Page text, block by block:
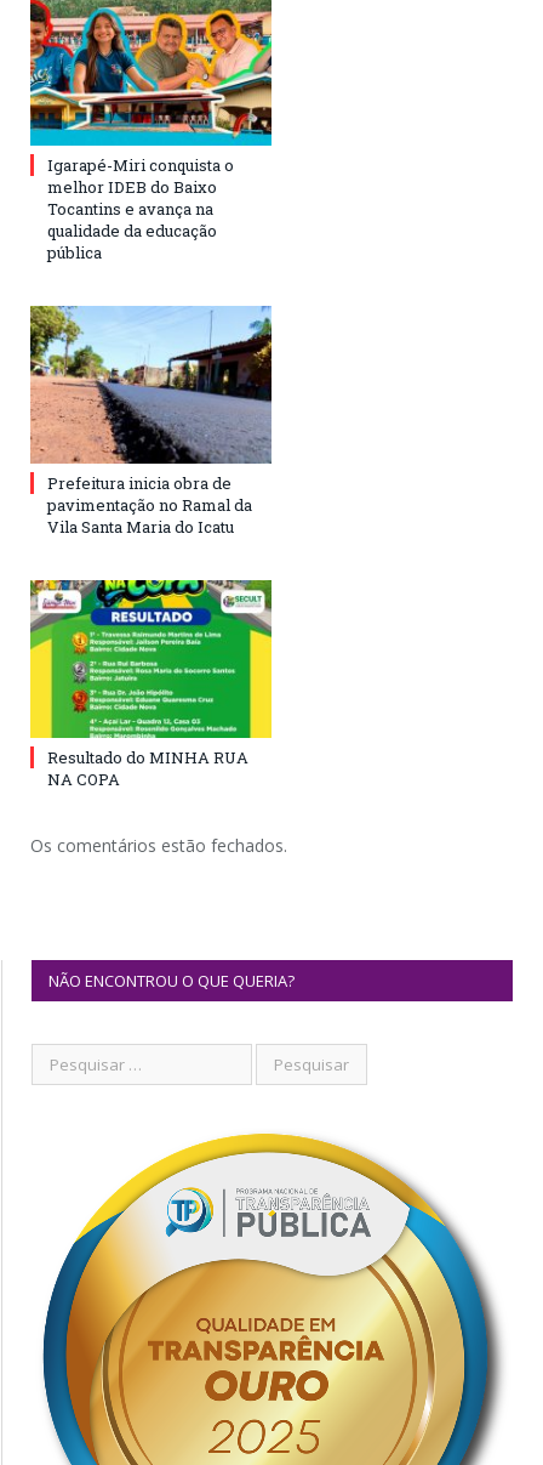
Igarapé-Miri conquista o
melhor IDEB do Baixo
Tocantins e avança na
qualidade da educação
pública
Prefeitura inicia obra de
pavimentação no Ramal da
Vila Santa Maria do Icatu
Resultado do MINHA RUA
NA COPA
Os comentários estão fechados.
NÃO ENCONTROU O QUE QUERIA?